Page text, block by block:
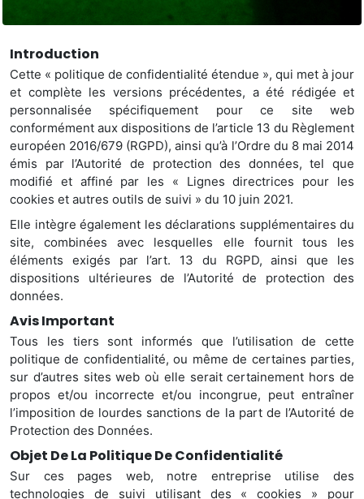
Introduction
Cette « politique de confidentialité étendue », qui met à jour
et complète les versions précédentes, a été rédigée et
personnalisée spécifiquement pour ce site web
conformément aux dispositions de l’article 13 du Règlement
européen 2016/679 (RGPD), ainsi qu’à l’Ordre du 8 mai 2014
émis par l’Autorité de protection des données, tel que
modifié et affiné par les « Lignes directrices pour les
cookies et autres outils de suivi » du 10 juin 2021.
Elle intègre également les déclarations supplémentaires du
site, combinées avec lesquelles elle fournit tous les
éléments exigés par l’art. 13 du RGPD, ainsi que les
dispositions ultérieures de l’Autorité de protection des
données.
Avis Important
Tous les tiers sont informés que l’utilisation de cette
politique de confidentialité, ou même de certaines parties,
sur d’autres sites web où elle serait certainement hors de
propos et/ou incorrecte et/ou incongrue, peut entraîner
l’imposition de lourdes sanctions de la part de l’Autorité de
Protection des Données.
Objet De La Politique De Confidentialité
Sur ces pages web, notre entreprise utilise des
technologies de suivi utilisant des « cookies » pour